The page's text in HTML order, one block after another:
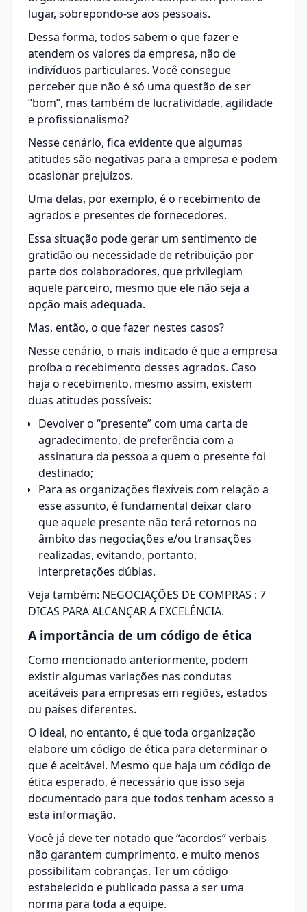
lugar, sobrepondo-se aos pessoais.
Dessa forma, todos sabem o que fazer e
atendem os valores da empresa, não de
indivíduos particulares. Você consegue
perceber que não é só uma questão de ser
“bom”, mas também de lucratividade, agilidade
e profissionalismo?
Nesse cenário, fica evidente que algumas
atitudes são negativas para a empresa e podem
ocasionar prejuízos.
Uma delas, por exemplo, é o recebimento de
agrados e presentes de fornecedores.
Essa situação pode gerar um sentimento de
gratidão ou necessidade de retribuição por
parte dos colaboradores, que privilegiam
aquele parceiro, mesmo que ele não seja a
opção mais adequada.
Mas, então, o que fazer nestes casos?
Nesse cenário, o mais indicado é que a empresa
proíba o recebimento desses agrados. Caso
haja o recebimento, mesmo assim, existem
duas atitudes possíveis:
Devolver o “presente” com uma carta de
agradecimento, de preferência com a
assinatura da pessoa a quem o presente foi
destinado;
Para as organizações flexíveis com relação a
esse assunto, é fundamental deixar claro
que aquele presente não terá retornos no
âmbito das negociações e/ou transações
realizadas, evitando, portanto,
interpretações dúbias.
Veja também: NEGOCIAÇÕES DE COMPRAS : 7
DICAS PARA ALCANÇAR A EXCELÊNCIA.
A importância de um código de ética
Como mencionado anteriormente, podem
existir algumas variações nas condutas
aceitáveis para empresas em regiões, estados
ou países diferentes.
O ideal, no entanto, é que toda organização
elabore um código de ética para determinar o
que é aceitável. Mesmo que haja um código de
ética esperado, é necessário que isso seja
documentado para que todos tenham acesso a
esta informação.
Você já deve ter notado que “acordos” verbais
não garantem cumprimento, e muito menos
possibilitam cobranças. Ter um código
estabelecido e publicado passa a ser uma
norma para toda a equipe.